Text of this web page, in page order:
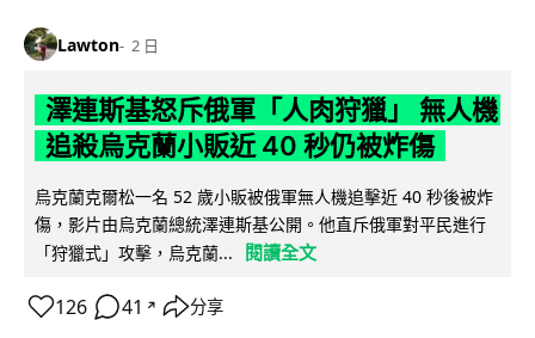
Lawton 2 日
澤連斯基怒斥俄軍「人肉狩獵」 無人機
追殺烏克蘭小販近 40 秒仍被炸傷
烏克蘭克爾松一名 52 歲小販被俄軍無人機追擊近 40 秒後被炸
傷，影片由烏克蘭總統澤連斯基公開。他直斥俄軍對平民進行
「狩獵式」攻擊，烏克蘭...
閱讀全文
126 41 ↗ 分享